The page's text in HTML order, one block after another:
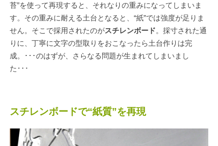
苔”を使って再現すると、それなりの重みになってしまいま
す。その重みに耐える土台となると、“紙”では強度が足りま
せん。そこで採用されたのがスチレンボード。採寸された通
りに、丁寧に文字の型取りをおこなったら土台作りは完
成。･･･のはずが、さらなる問題が生まれてしまいまし
た･･･
スチレンボードで“紙質”を再現